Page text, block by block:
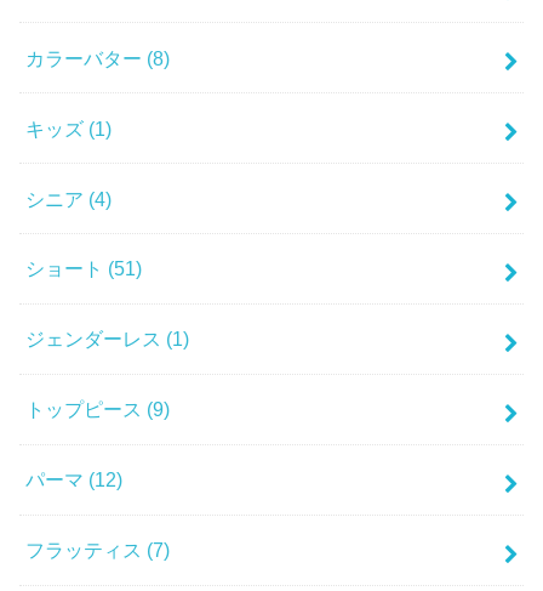
カラーバター (8)
キッズ (1)
シニア (4)
ショート (51)
ジェンダーレス (1)
トップピース (9)
パーマ (12)
フラッティス (7)